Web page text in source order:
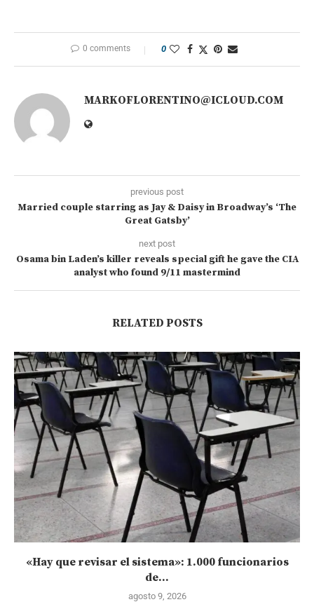
0 comments 0
MARKOFLORENTINO@ICLOUD.COM
previous post
Married couple starring as Jay & Daisy in Broadway’s ‘The
Great Gatsby’
next post
Osama bin Laden’s killer reveals special gift he gave the CIA
analyst who found 9/11 mastermind
RELATED POSTS
«Hay que revisar el sistema»: 1.000 funcionarios
de...
agosto 9, 2026